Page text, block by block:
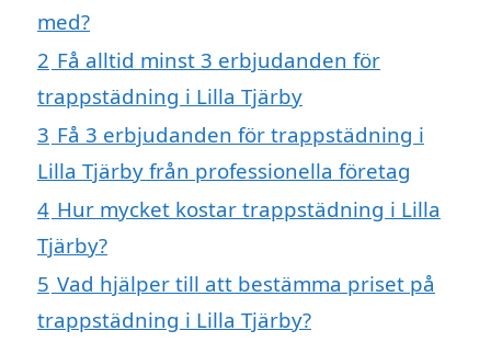
med?
2 Få alltid minst 3 erbjudanden för
trappstädning i Lilla Tjärby
3 Få 3 erbjudanden för trappstädning i
Lilla Tjärby från professionella företag
4 Hur mycket kostar trappstädning i Lilla
Tjärby?
5 Vad hjälper till att bestämma priset på
trappstädning i Lilla Tjärby?